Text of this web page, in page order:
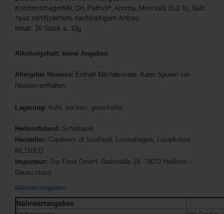
KondensmagerMILCH, Palmöl*, Aroma, Meersalz (0,2 %), Salz
*aus zertifiziertem, nachhaltigem Anbau.
Inhalt: 20 Stück a. 10g
Alkoholgehalt: keine Angaben
Allergiker Hinweis: Enthält Milchderivate. Kann Spuren von
Nüssen enthalten.
Lagerung: Kühl, trocken, geruchsfrei
Herkunftsland: Schottland
Hersteller: Gardiners of Scotland, Lesmahagow, Lanarkshire
ML110ED
Importeur: Top Food GmbH, Badstraße 18, 74072 Heilbron -
Deutschland
Nährwertangaben
Nährwertangaben